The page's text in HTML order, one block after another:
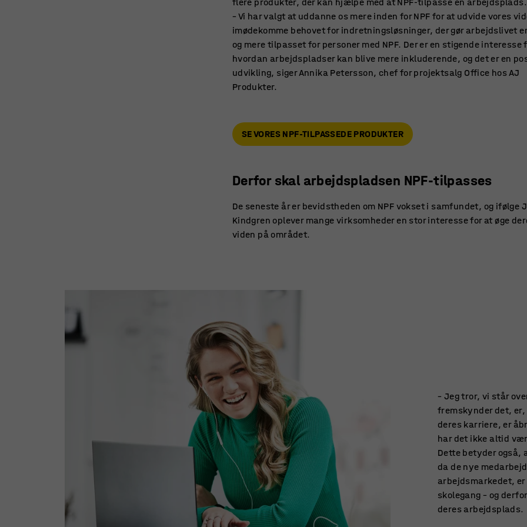
– Vi har valgt at uddanne os mere inden for NPF for at udvide vores
imødekomme behovet for indretningsløsninger, der gør arbejdslivet
og mere tilpasset for personer med NPF. Der er en stigende interesse
hvordan arbejdspladser kan blive mere inkluderende, og det er en
udvikling, siger Annika Petersson, chef for projektsalg Office hos AJ
Produkter.
SE VORES NPF-TILPASSEDE PRODUKTER
Derfor skal arbejdspladsen NPF-tilpasses
De seneste år er bevidstheden om NPF vokset i samfundet, og ifølge
Kindgren oplever mange virksomheder en stor interesse for at øge
viden på området.
– Jeg tror, vi står
fremskynder det,
deres karriere, er
har det ikke altid
Dette betyder også,
da de nye
arbejdsmarkedet,
skolegang – og
deres arbejdsplads.